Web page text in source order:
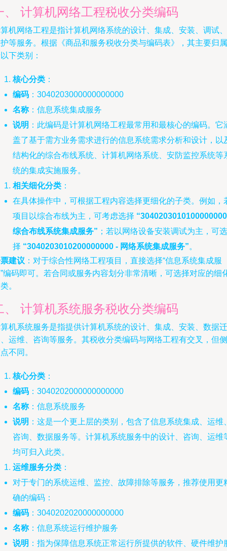
、 计算机网络工程税收分类编码
机网络工程是指计算机网络系统的设计、集成、安装、调试、
等服务。根据《商品和服务税收分类与编码表》，其主要归属
下类别：
核心分类 ：
编码 ：3040203000000000000
名称：信息系统集成服务
说明 ：此编码是计算机网络工程最常用和最核心的编码。它
盖了基于需方业务需求进行的信息系统需求分析和设计，以
结构化的综合布线系统、计算机网络系统、安防监控系统等
统的集成实施服务。
相关细化分类 ：
在具体操作中，可根据工程内容选择更细化的子类。例如，
项目以综合布线为主，可考虑选择
综合布线系统集成服务” ；若以网络设备安装调试为主，可选
择 “3040203010200000000 - 网络系统集成服务”。
建议 ：对于综合性网络工程项目，直接选择“信息系统集成服
编码即可。若合同或服务内容划分非常清晰，可选择对应的细
。
、 计算机系统服务税收分类编码
机系统服务是指提供计算机系统的设计、集成、安装、数据迁
运维、咨询等服务。其税收分类编码与网络工程有交叉，但侧
不同。
核心分类 ：
编码 ：3040202000000000000
名称：信息系统服务
说明 ：这是一个更上层的类别，包含了信息系统集成、运维
咨询、数据服务等。计算机系统服务中的设计、咨询、运维
均可归入此类。
运维服务分类 ：
对于专门的系统运维、监控、故障排除等服务，推荐使用更
确的编码：
编码 ：3040202020000000000
名称：信息系统运行维护服务
说明 ：指为保障信息系统正常运行所提供的软件、硬件维护